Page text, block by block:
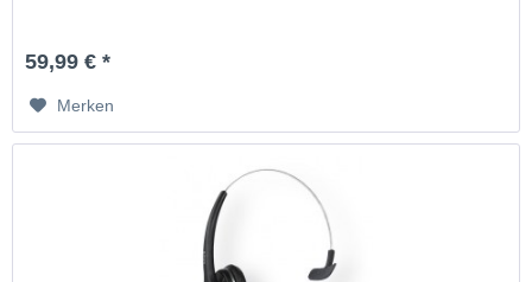
59,99 € *
Merken